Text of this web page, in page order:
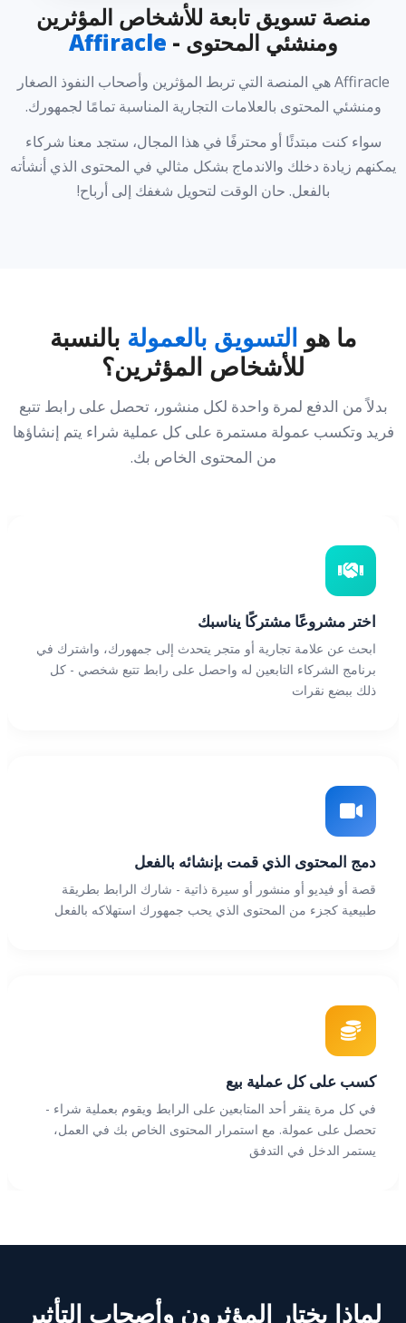
منصة تسويق تابعة للأشخاص المؤثرين
ومنشئي المحتوى - Affiracle
Affiracle هي المنصة التي تربط المؤثرين وأصحاب النفوذ الصغار
ومنشئي المحتوى بالعلامات التجارية المناسبة تمامًا لجمهورك.
سواء كنت مبتدئًا أو محترفًا في هذا المجال، ستجد معنا شركاء
يمكنهم زيادة دخلك والاندماج بشكل مثالي في المحتوى الذي أنشأته
بالفعل. حان الوقت لتحويل شغفك إلى أرباح!
ما هو التسويق بالعمولة بالنسبة
للأشخاص المؤثرين؟
بدلاً من الدفع لمرة واحدة لكل منشور، تحصل على رابط تتبع
فريد وتكسب عمولة مستمرة على كل عملية شراء يتم إنشاؤها
من المحتوى الخاص بك.
اختر مشروعًا مشتركًا يناسبك
ابحث عن علامة تجارية أو متجر يتحدث إلى جمهورك، واشترك في
برنامج الشركاء التابعين له واحصل على رابط تتبع شخصي - كل
ذلك ببضع نقرات
دمج المحتوى الذي قمت بإنشائه بالفعل
قصة أو فيديو أو منشور أو سيرة ذاتية - شارك الرابط بطريقة
طبيعية كجزء من المحتوى الذي يحب جمهورك استهلاكه بالفعل
كسب على كل عملية بيع
في كل مرة ينقر أحد المتابعين على الرابط ويقوم بعملية شراء -
تحصل على عمولة. مع استمرار المحتوى الخاص بك في العمل،
يستمر الدخل في التدفق
لماذا يختار المؤثرون وأصحاب التأثير